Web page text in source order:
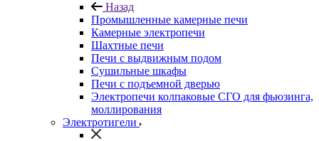
Назад
Промышленные камерные печи
Камерные электропечи
Шахтные печи
Печи с выдвижным подом
Сушильные шкафы
Печи с подъемной дверью
Электропечи колпаковые СГО для фьюзинга,
моллирования
Электротигели